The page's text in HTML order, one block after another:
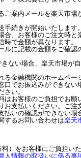
ご案内メールを楽天市場
続きが開始いたします。
合、お客様のご注文時と
で金額が異なります。
ルに記載の金額をご確認
ない場合、楽天市場が
る金融機関のホームペー
口でお振込みができない
い。
お客様のご負担でお願
お支払いください。ご注
いの確認ができない場
するお問い合わせは楽天
料）をお客様にご負担い
人情報の取扱いに係る事